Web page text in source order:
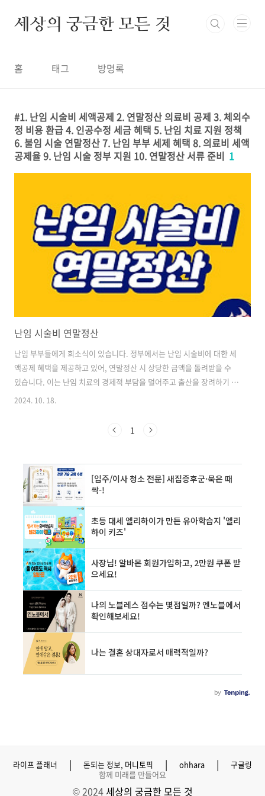
세상의 궁금한 모든 것
홈 태그 방명록
1. 난임 시술비 세액공제 2. 연말정산 의료비 공제 3. 체외수
정 비용 환급 4. 인공수정 세금 혜택 5. 난임 치료 지원 정책
6. 불임 시술 연말정산 7. 난임 부부 세제 혜택 8. 의료비 세액
공제율 9. 난임 시술 정부 지원 10. 연말정산 서류 준비 1
난임 시술비 연말정산
난임 부부들에게 희소식이 있습니다. 정부에서는 난임 시술비에 대한 세
액공제 혜택을 제공하고 있어, 연말정산 시 상당한 금액을 돌려받을 수
있습니다. 이는 난임 치료의 경제적 부담을 덜어주고 출산을 장려하기 위
한 정책의 일환입니다. 이번 글에서는 난임 시술비 연말정산에 대해 자세
특별한 혜택을 제공합니다. 일반 의료비는 15%의 세액공제율이 적용되
다. ✅난임 시술비 연말정산으로 경제적 부담을 덜어보세요! 국세청 홈택
스 바로가기 👈 난임 시술비 세액공제의 범위 난임 시술비 세액공제의
범위는 매우 광범위..
2024. 10. 18.
1
라이프 플래너 | 돈되는 정보, 머니토픽 | ohhara |
구글링
함께 미래를 만들어요
© 2024세상의 궁금한 모든 것